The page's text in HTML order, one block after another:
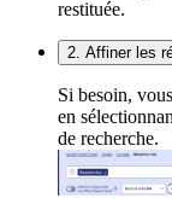
restituée.
2. Affiner les
Si besoin,
en
de recherche.